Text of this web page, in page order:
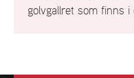
golvgallret som finns